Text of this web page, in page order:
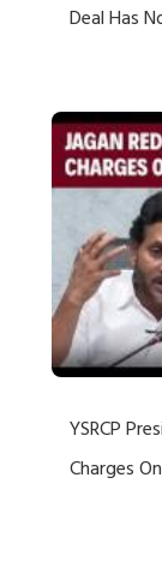
Deal Has
YSRCP
Charges